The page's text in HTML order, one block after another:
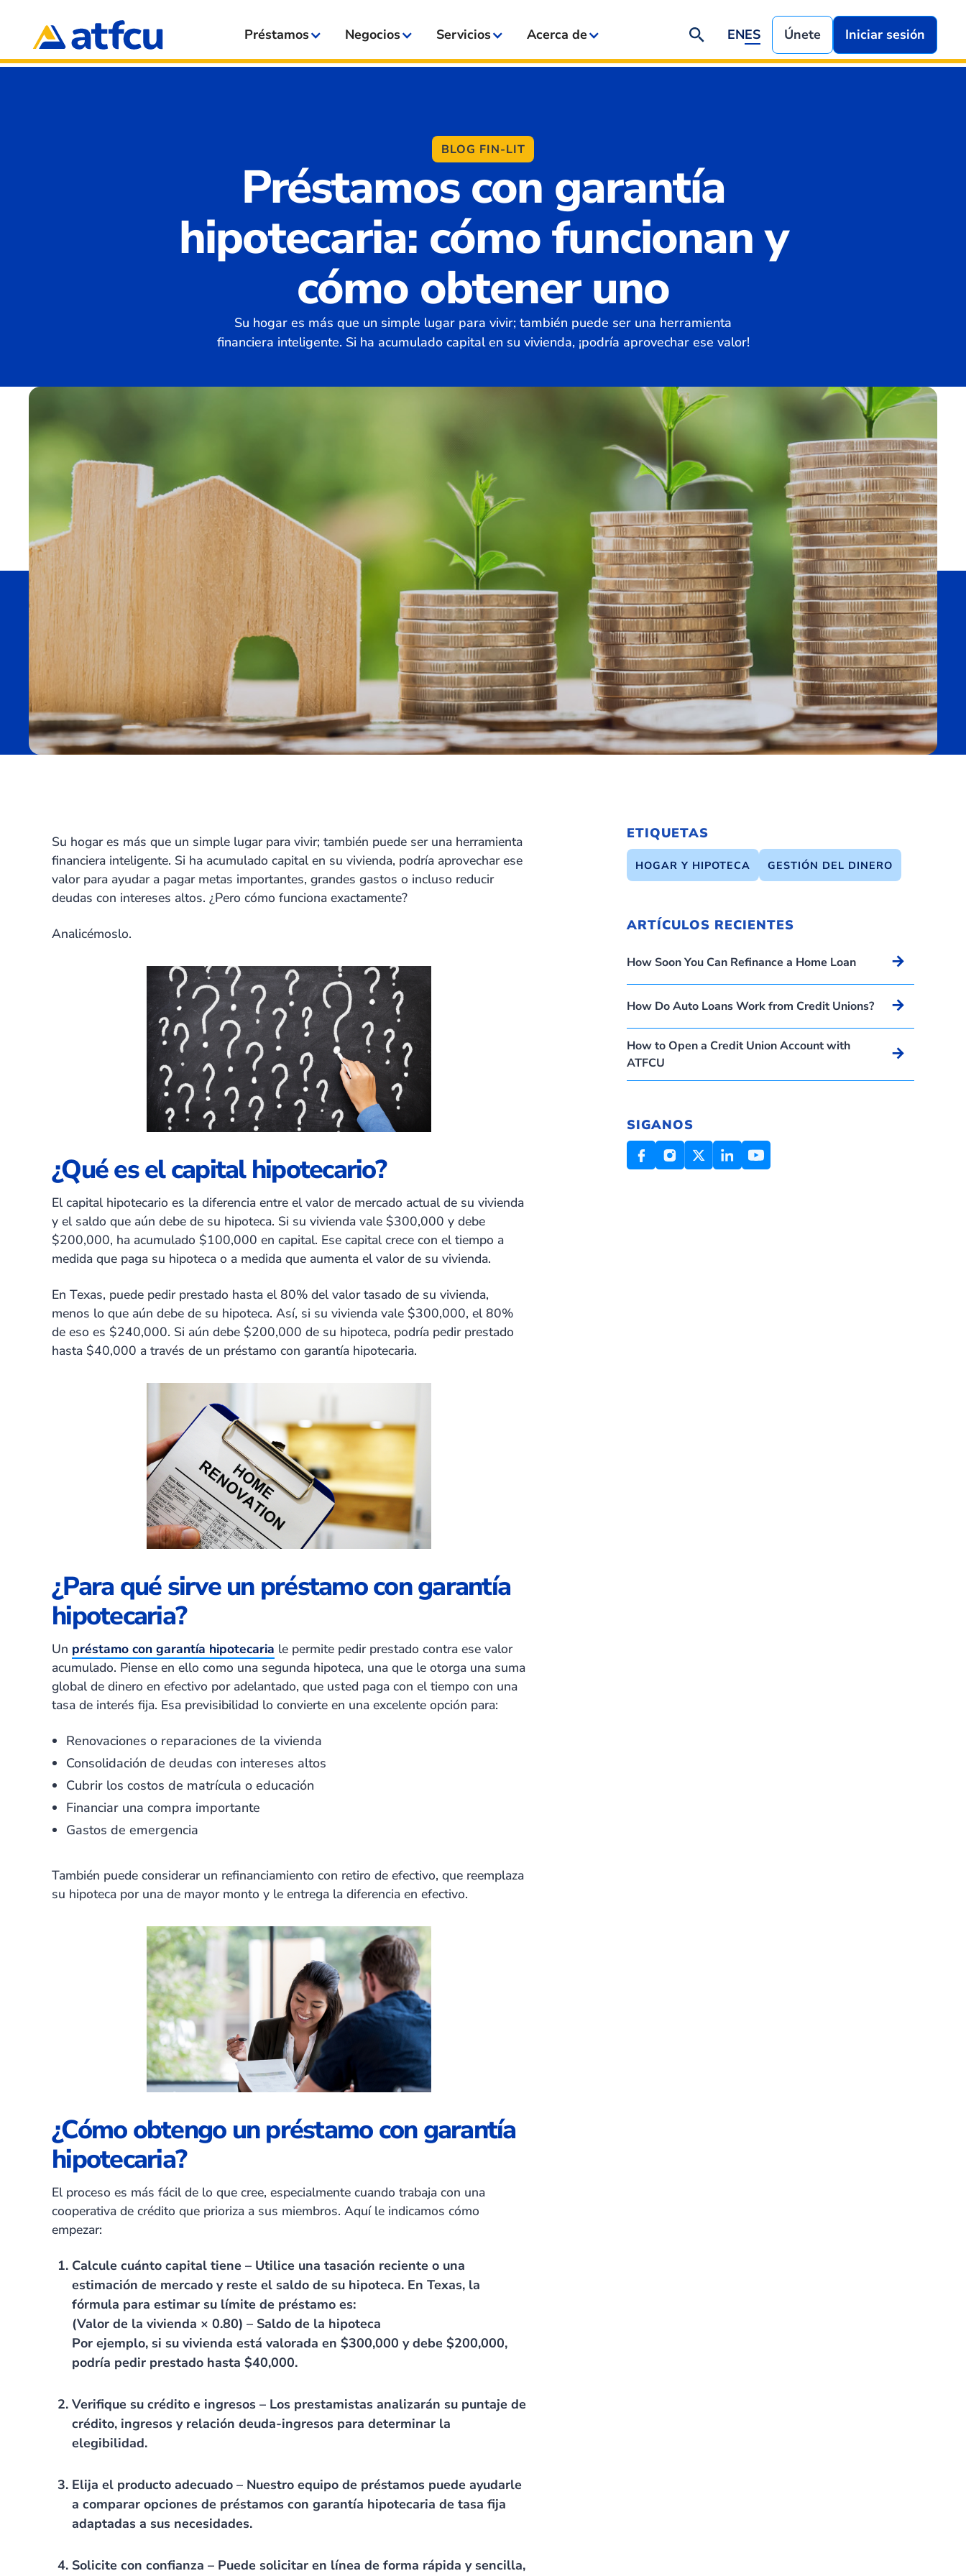
Préstamos Negocios Servicios Acerca de ENES Únete Iniciar sesión
BLOG FIN-LIT
Préstamos con garantía
hipotecaria: cómo funcionan y
cómo obtener uno
Su hogar es más que un simple lugar para vivir; también puede ser una herramienta
financiera inteligente. Si ha acumulado capital en su vivienda, ¡podría aprovechar ese valor!
Su hogar es más que un simple lugar para vivir; también puede ser una herramienta
financiera inteligente. Si ha acumulado capital en su vivienda, podría aprovechar ese
valor para ayudar a pagar metas importantes, grandes gastos o incluso reducir
deudas con intereses altos. ¿Pero cómo funciona exactamente?
Analicémoslo.
¿Qué es el capital hipotecario?
El capital hipotecario es la diferencia entre el valor de mercado actual de su vivienda
y el saldo que aún debe de su hipoteca. Si su vivienda vale $300,000 y debe
$200,000, ha acumulado $100,000 en capital. Ese capital crece con el tiempo a
medida que paga su hipoteca o a medida que aumenta el valor de su vivienda.
En Texas, puede pedir prestado hasta el 80% del valor tasado de su vivienda,
menos lo que aún debe de su hipoteca. Así, si su vivienda vale $300,000, el 80%
de eso es $240,000. Si aún debe $200,000 de su hipoteca, podría pedir prestado
hasta $40,000 a través de un préstamo con garantía hipotecaria.
¿Para qué sirve un préstamo con garantía
hipotecaria?
Un préstamo con garantía hipotecaria le permite pedir prestado contra ese valor
acumulado. Piense en ello como una segunda hipoteca, una que le otorga una suma
global de dinero en efectivo por adelantado, que usted paga con el tiempo con una
tasa de interés fija. Esa previsibilidad lo convierte en una excelente opción para:
Renovaciones o reparaciones de la vivienda
Consolidación de deudas con intereses altos
Cubrir los costos de matrícula o educación
Financiar una compra importante
Gastos de emergencia
También puede considerar un refinanciamiento con retiro de efectivo, que reemplaza
su hipoteca por una de mayor monto y le entrega la diferencia en efectivo.
¿Cómo obtengo un préstamo con garantía
hipotecaria?
El proceso es más fácil de lo que cree, especialmente cuando trabaja con una
cooperativa de crédito que prioriza a sus miembros. Aquí le indicamos cómo
empezar:
Calcule cuánto capital tiene – Utilice una tasación reciente o una
estimación de mercado y reste el saldo de su hipoteca. En Texas, la
fórmula para estimar su límite de préstamo es:
(Valor de la vivienda × 0.80) – Saldo de la hipoteca
Por ejemplo, si su vivienda está valorada en $300,000 y debe $200,000,
podría pedir prestado hasta $40,000.
Verifique su crédito e ingresos – Los prestamistas analizarán su puntaje de
crédito, ingresos y relación deuda-ingresos para determinar la
elegibilidad.
Elija el producto adecuado – Nuestro equipo de préstamos puede ayudarle
a comparar opciones de préstamos con garantía hipotecaria de tasa fija
adaptadas a sus necesidades.
Solicite con confianza – Puede solicitar en línea de forma rápida y sencilla,
ETIQUETAS
HOGAR Y HIPOTECA GESTIÓN DEL DINERO
ARTÍCULOS RECIENTES
How Soon You Can Refinance a Home Loan Arrow_forward
How Do Auto Loans Work from Credit Unions? Arrow_forward
How to Open a Credit Union Account with
ATFCU
Arrow_forward
SIGANOS